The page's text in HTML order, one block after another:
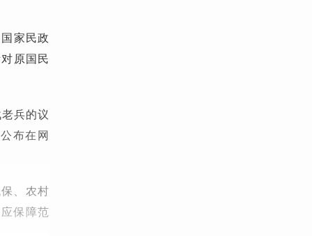
家民政
原国民
兵的议
布在网
、农村
保障范